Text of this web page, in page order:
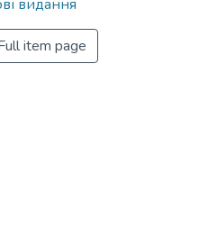
видання
item page